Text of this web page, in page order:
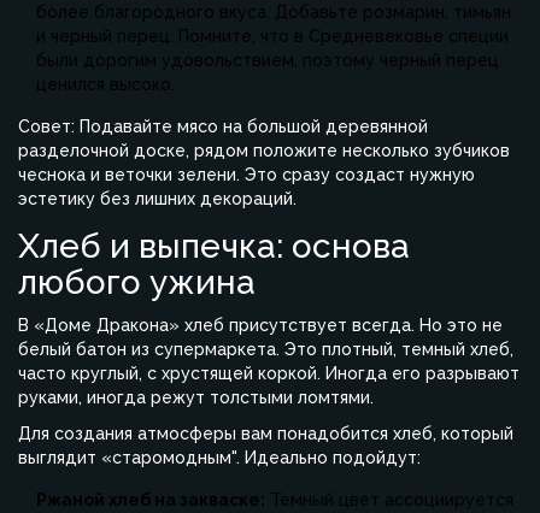
более благородного вкуса. Добавьте розмарин, тимьян
и черный перец. Помните, что в Средневековье специи
были дорогим удовольствием, поэтому черный перец
ценился высоко.
Совет: Подавайте мясо на большой деревянной
разделочной доске, рядом положите несколько зубчиков
чеснока и веточки зелени. Это сразу создаст нужную
эстетику без лишних декораций.
Хлеб и выпечка: основа
любого ужина
В «Доме Дракона» хлеб присутствует всегда. Но это не
белый батон из супермаркета. Это плотный, темный хлеб,
часто круглый, с хрустящей коркой. Иногда его разрывают
руками, иногда режут толстыми ломтями.
Для создания атмосферы вам понадобится хлеб, который
выглядит «старомодным". Идеально подойдут:
Ржаной хлеб на закваске: Темный цвет ассоциируется